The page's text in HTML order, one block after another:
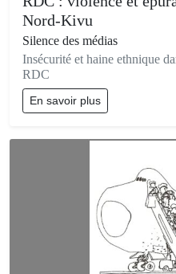
Nord-Kivu
Silence des médias
Insécurité et haine ethnique
RDC
En savoir plus